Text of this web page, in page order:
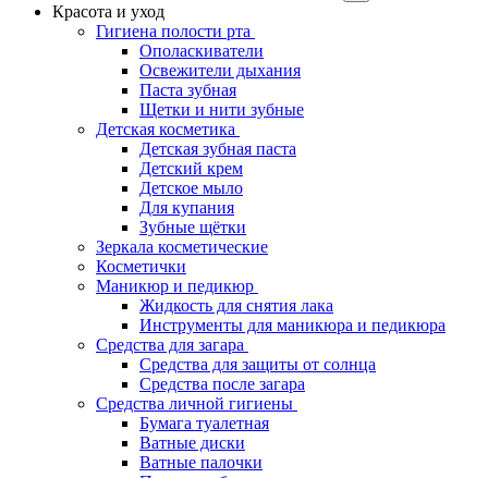
Красота и уход
Гигиена полости рта
Ополаскиватели
Освежители дыхания
Паста зубная
Щетки и нити зубные
Детская косметика
Детская зубная паста
Детский крем
Детское мыло
Для купания
Зубные щётки
Зеркала косметические
Косметички
Маникюр и педикюр
Жидкость для снятия лака
Инструменты для маникюра и педикюра
Средства для загара
Средства для защиты от солнца
Средства после загара
Средства личной гигиены
Бумага туалетная
Ватные диски
Ватные палочки